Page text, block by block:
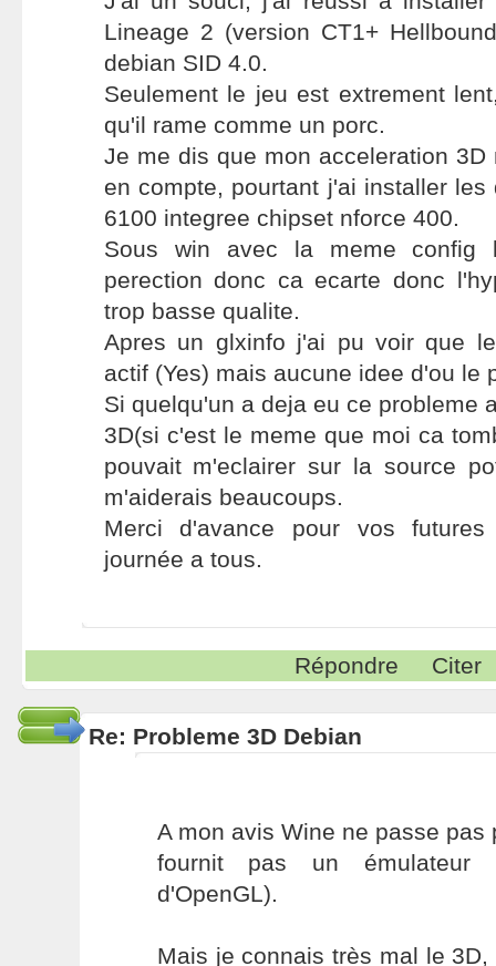
Lineage 2 (version CT1+
debian SID 4.0.
Seulement le jeu est extrement
qu'il rame comme un porc.
Je me dis que mon acceleration
en compte, pourtant j'ai installer
6100 integree chipset nforce 400.
Sous win avec la meme
perection donc ca ecarte donc
trop basse qualite.
Apres un glxinfo j'ai pu voir que
actif (Yes) mais aucune idee d'ou le
Si quelqu'un a deja eu ce probleme
3D(si c'est le meme que moi ca
pouvait m'eclairer sur la source
m'aiderais beaucoups.
Merci d'avance pour vos
journée a tous.
Répondre Citer
Re: Probleme 3D Debian
A mon avis Wine ne passe pas
fournit pas un émulateur
d'OpenGL).
Mais je connais très mal le